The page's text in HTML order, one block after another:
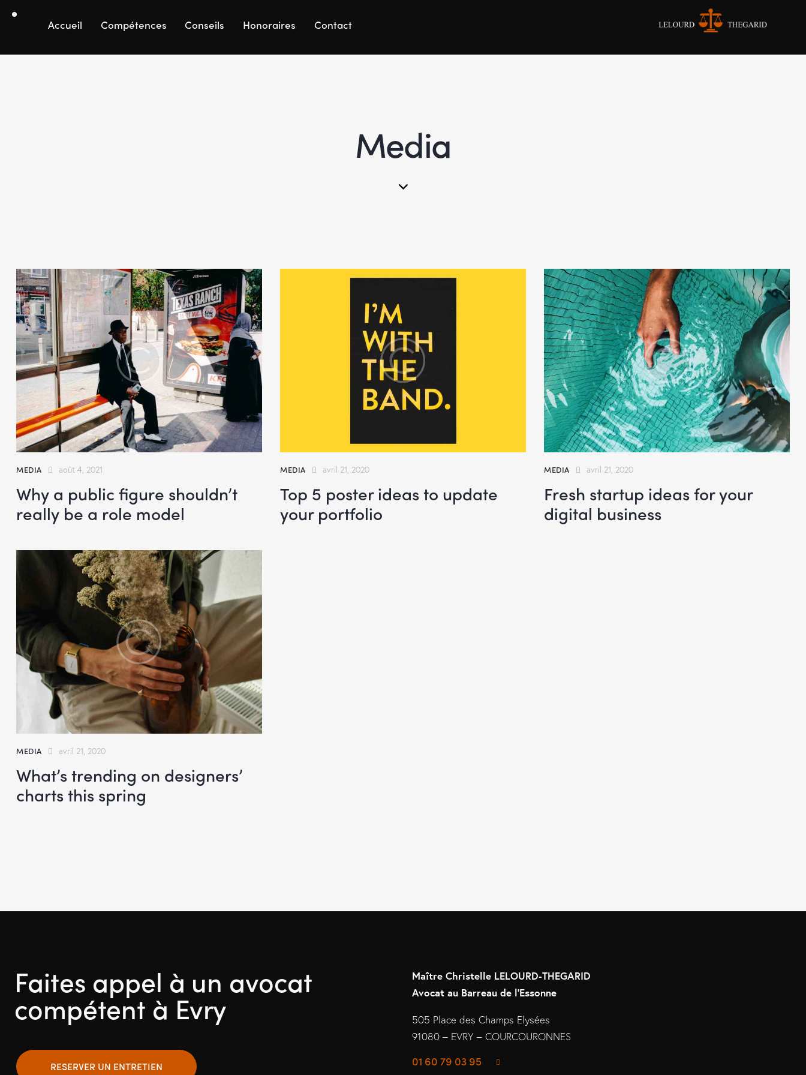
Accueil Compétences Conseils Honoraires Contact
Media
MEDIA août 4, 2021
Why a public figure shouldn’t
really be a role model
MEDIA avril 21, 2020
Top 5 poster ideas to update
your portfolio
MEDIA avril 21, 2020
Fresh startup ideas for your
digital business
MEDIA avril 21, 2020
What’s trending on designers’
charts this spring
Faites appel à un avocat
compétent à Evry
RESERVER UN ENTRETIEN
Maître Christelle LELOURD-THEGARID
Avocat au Barreau de l’Essonne
505 Place des Champs Elysées
91080 – EVRY – COURCOURONNES
01 60 79 03 95